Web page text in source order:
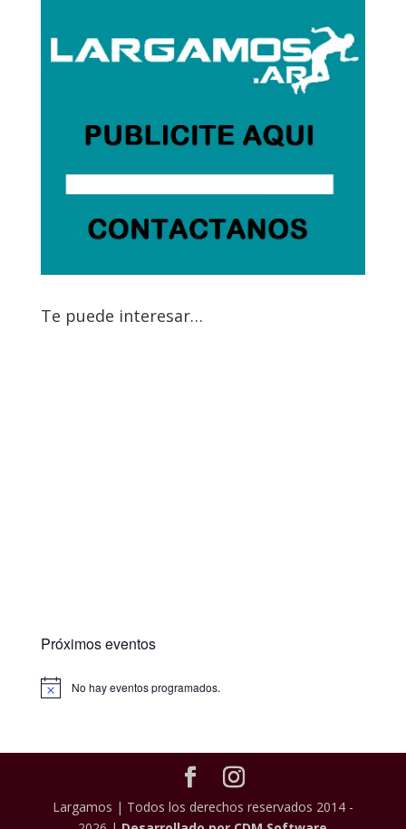
Te puede interesar…
Próximos eventos
No hay eventos programados.
Largamos | Todos los derechos reservados 2014 -